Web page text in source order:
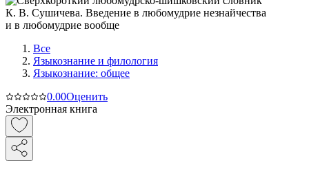
Все
Языкознание и филология
Языкознание: общее
0.00Оценить
Электронная книга